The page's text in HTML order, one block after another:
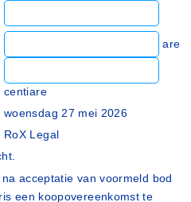
are
centiare
woensdag 27 mei 2026
RoX Legal
acceptatie van voormeld bod
een koopovereenkomst te